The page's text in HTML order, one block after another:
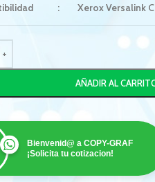
: Xerox Versalink
AÑADIR AL
Bienvenid@ a COPY-GRAF
¡Solicita tu cotizacion!